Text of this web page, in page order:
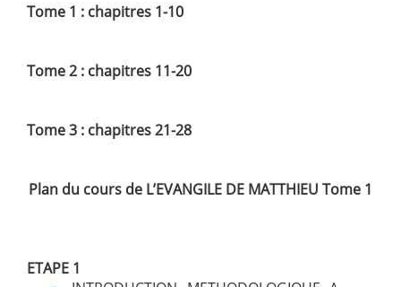
Tome 1 : chapitres 1-10
Tome 2 : chapitres 11-20
Tome 3 : chapitres 21-28
Plan du cours de L’EVANGILE DE MATTHIEU Tome 1
ETAPE 1